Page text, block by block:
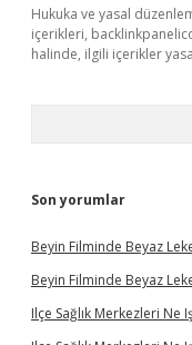
Hukuka ve yasal
içerikleri,
halinde, ilgili içerikler
Son yorumlar
Beyin Filminde Beyaz
Beyin Filminde Beyaz
Ilçe Sağlık Merkezleri Ne